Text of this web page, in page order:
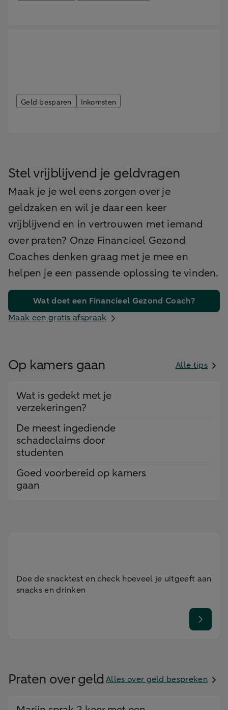
Geld besparen Inkomsten
Stel vrijblijvend je geldvragen
Maak je je wel eens zorgen over je
geldzaken en wil je daar een keer
vrijblijvend en in vertrouwen met iemand
over praten? Onze Financieel Gezond
Coaches denken graag met je mee en
helpen je een passende oplossing te vinden.
Wat doet een Financieel Gezond Coach?
Maak een gratis afspraak
Op kamers gaan Alle tips
Wat is gedekt met je
verzekeringen?
De meest ingediende
schadeclaims door
studenten
Goed voorbereid op kamers
gaan
Doe de snacktest en check hoeveel je uitgeeft aan
snacks en drinken
Praten over geld Alles over geld bespreken